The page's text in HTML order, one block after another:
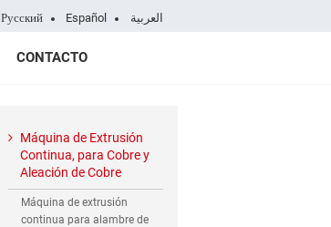
Русский Español العربية
CONTACTO
Máquina de Extrusión
Continua, para Cobre y
Aleación de Cobre
Máquina de extrusión
continua para alambre de